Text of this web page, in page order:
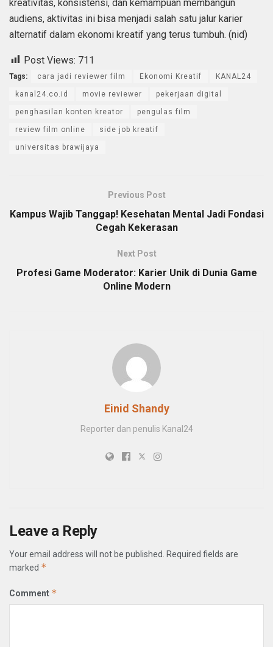
kreativitas, konsistensi, dan kemampuan membangun
audiens, aktivitas ini bisa menjadi salah satu jalur karier
alternatif dalam ekonomi kreatif yang terus tumbuh. (nid)
Post Views: 711
Tags: cara jadi reviewer film Ekonomi Kreatif KANAL24
kanal24.co.id movie reviewer pekerjaan digital
penghasilan konten kreator pengulas film
review film online side job kreatif
universitas brawijaya
Previous Post
Kampus Wajib Tanggap! Kesehatan Mental Jadi Fondasi
Cegah Kekerasan
Next Post
Profesi Game Moderator: Karier Unik di Dunia Game
Online Modern
Einid Shandy
Reporter dan penulis Kanal24
Leave a Reply
Your email address will not be published. Required fields are
marked *
Comment *